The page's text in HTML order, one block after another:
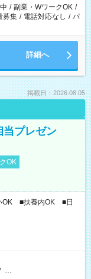
/ 副業・WワークOK /
募集 / 電話対応なし / パ
詳細へ
掲載日：2026.08.05
当プレゼン
OK
OK ■扶養内OK ■日
…